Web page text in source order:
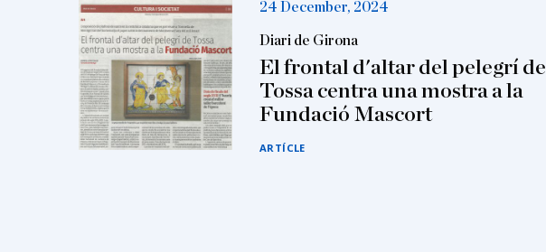
24 December, 2024
Diari de Girona
El frontal d'altar del pelegrí de
Tossa centra una mostra a la
Fundació Mascort
ARTÍCLE